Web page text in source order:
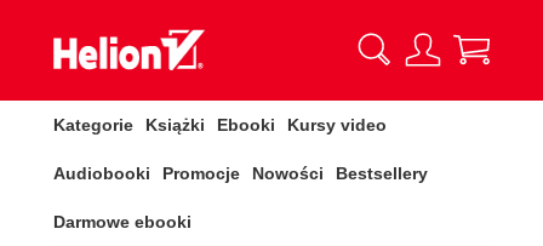
Kategorie Książki Ebooki Kursy video
Audiobooki Promocje Nowości Bestsellery
Darmowe ebooki